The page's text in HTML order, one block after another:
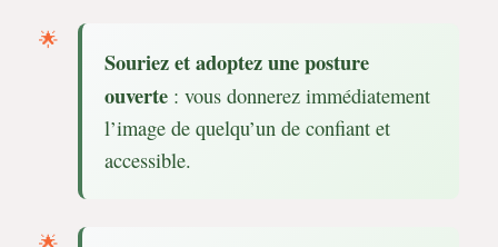
Souriez et adoptez une posture
ouverte : vous donnerez immédiatement
l’image de quelqu’un de confiant et
accessible.